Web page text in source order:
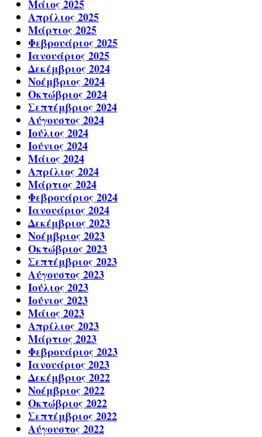
Μάιος 2025
Απρίλιος 2025
Μάρτιος 2025
Φεβρουάριος 2025
Ιανουάριος 2025
Δεκέμβριος 2024
Νοέμβριος 2024
Οκτώβριος 2024
Σεπτέμβριος 2024
Αύγουστος 2024
Ιούλιος 2024
Ιούνιος 2024
Μάιος 2024
Απρίλιος 2024
Μάρτιος 2024
Φεβρουάριος 2024
Ιανουάριος 2024
Δεκέμβριος 2023
Νοέμβριος 2023
Οκτώβριος 2023
Σεπτέμβριος 2023
Αύγουστος 2023
Ιούλιος 2023
Ιούνιος 2023
Μάιος 2023
Απρίλιος 2023
Μάρτιος 2023
Φεβρουάριος 2023
Ιανουάριος 2023
Δεκέμβριος 2022
Νοέμβριος 2022
Οκτώβριος 2022
Σεπτέμβριος 2022
Αύγουστος 2022